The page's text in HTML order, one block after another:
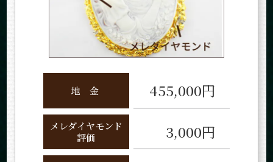
地金 455,000円
メレダイヤモンド
評価
3,000円